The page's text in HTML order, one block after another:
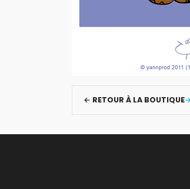
← RETOUR À LA BOUTIQUE